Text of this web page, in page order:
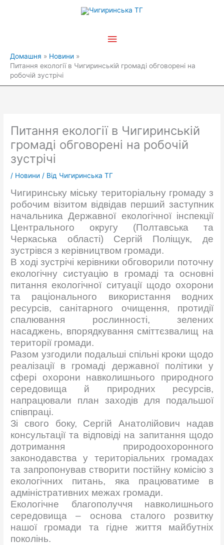
Головне
Домашня
Новини
Питання екології в Чигиринській громаді обговорені на
робочій зустрічі
Питання екології в Чигиринській
громаді обговорені на робочій
зустрічі
/ Новини / Від Чигиринська ТГ
Чигиринську міську територіальну громаду з
робочим візитом відвідав перший заступник
начальника Державної екологічної інспекції
Центрального округу (Полтавська та
Черкаська області) Сергій Поліщук, де
зустрівся з керівництвом громади.
В ході зустрічі керівники обговорили поточну
екологічну систуацію в громаді та основні
питання екологічної ситуації щодо охорони
та раціонального використання водних
ресурсів, санітарного очищення, протидії
спалювання рослинності, зелених
насаджень, впорядкування сміттєзвалищ на
території громади.
Разом узгодили подальші спільні кроки щодо
реалізації в громаді державної політики у
сфері охорони навколишнього природного
середовища й природних ресурсів,
напрацювали план заходів для подальшої
співпраці.
Зі свого боку, Сергій Анатолійович надав
консультації та відповіді на запитання щодо
дотримання природоохоронного
законодавства у територіальних громадах
та запропонував створити постійну комісію з
екологічних питань, яка працюватиме в
адміністративних межах громади.
Екологічне благополуччя навколишнього
середовища – основа сталого розвитку
нашої громади та гідне життя майбутніх
поколінь.